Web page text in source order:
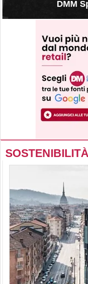
DMM
SOSTENIBILITÀ